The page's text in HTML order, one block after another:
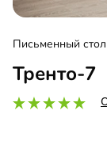
Письменный стол
Тренто-7